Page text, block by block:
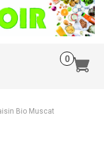
Bio Muscat